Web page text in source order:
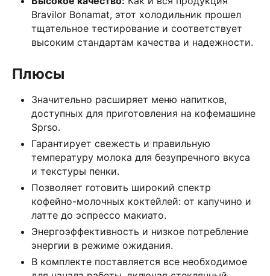
Bravilor Bonamat, этот холодильник прошел
тщательное тестирование и соответствует
высоким стандартам качества и надежности.
Плюсы
Значительно расширяет меню напитков,
доступных для приготовления на кофемашине
Sprso.
Гарантирует свежесть и правильную
температуру молока для безупречного вкуса
и текстуры пенки.
Позволяет готовить широкий спектр
кофейно-молочных коктейлей: от капучино и
латте до эспрессо макиато.
Энергоэффективность и низкое потребление
энергии в режиме ожидания.
В комплекте поставляется все необходимое